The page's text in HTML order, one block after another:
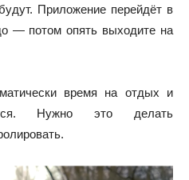
Приложение перейдёт в
— потом опять выходите на
время на отдых и
Нужно это делать